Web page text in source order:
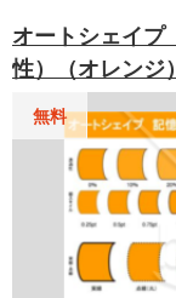
オートシェイ
性）（オレンジ）
無料